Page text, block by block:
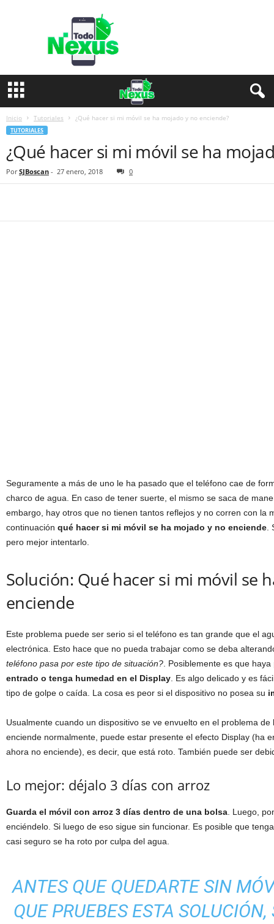
e
Inicio Tutoriales ¿Qué hacer si mi móvil se ha mojado y no enciende?
TUTORIALES
¿Qué hacer si mi móvil se ha
Por SJBoscan - 27 enero, 2018 0
Seguramente a más de uno le ha pasado que el teléfono cae de
charco de agua. En caso de tener suerte, el mismo se saca de
embargo, hay otros que no tienen tantos reflejos y no corren con la
continuación qué hacer si mi móvil se ha mojado y no enciende
pero mejor intentarlo.
Solución: Qué hacer si mi móvil se
enciende
Este problema puede ser serio si el teléfono es tan grande que el
electrónica. Esto hace que no pueda trabajar como se deba
teléfono pasa por este tipo de situación? . Posiblemente es que
entrado o tenga humedad en el Display . Es algo delicado y es
tipo de golpe o caída. La cosa es peor si el dispositivo no posea su
Usualmente cuando un dispositivo se ve envuelto en el problema
enciende normalmente, puede estar presente el efecto Display (ha
ahora no enciende), es decir, que está roto. También puede ser
Lo mejor: déjalo 3 días con arroz
Guarda el móvil con arroz 3 días dentro de una bolsa . Luego,
enciéndelo. Si luego de eso sigue sin funcionar. Es posible que
casi seguro se ha roto por culpa del agua.
ANTES QUE QUEDARTE SIN
QUE PRUEBES ESTA SOLUCIÓN,